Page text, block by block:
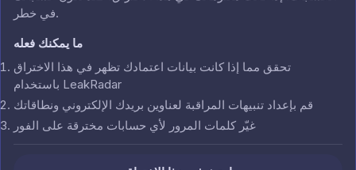
في خطر.
ما يمكنك فعله
تحقق مما إذا كانت بيانات اعتمادك تظهر في هذا الاختراق
باستخدام LeakRadar
قم بإعداد تنبيهات المراقبة لعناوين بريدك الإلكتروني ونطاقاتك
غيّر كلمات المرور لأي حسابات مخترقة على الفور